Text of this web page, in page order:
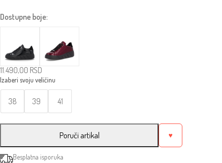
Dostupne boje:
11.490,00 RSD
38 39 41
Poruči artikal ♥
Besplatna isporuka